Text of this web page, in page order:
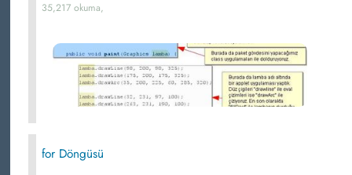
35,217 okuma,
for Döngüsü